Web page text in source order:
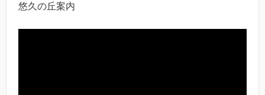
悠久の丘案内